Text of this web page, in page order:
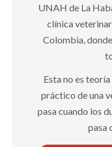
UNAH de La
clínica
Colombia,
Esta no es
práctico de una
pasa cuando los
pasa